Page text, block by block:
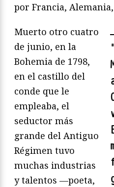
por Francia,
Muerto otro cuatro
de junio, en la
Bohemia de 1798,
en el castillo del
conde que le
empleaba, el
seductor más
grande del Antiguo
Régimen tuvo
muchas industrias
y talentos —poeta,